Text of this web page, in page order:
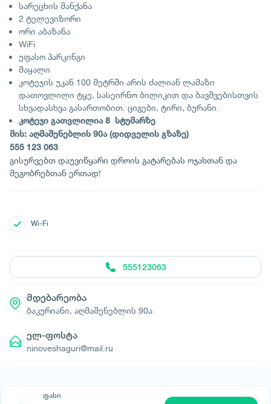
სარეცხის მანქანა
2 ტელევიზორი
ორი აბაზანა
WiFi
უფასო პარკინგი
მაყალი
კოტეჯის უკან 100 მეტრში არის ძალიან ლამაზი
დათოვლილი ტყე, სასეირნო ბილიკით და ბავშვებისთვის
სხვადასხვა გასართობით. ციგები, ტირი, ბურანი.
კოტეჯი გათვლილია 8 სტუმარზე
მის: აღმაშენებლის 90ა (დიდველის გზაზე)
555 123 063
გისურვებთ დაუვიწყარი დროის გატარებას ოჯახთან და
მეგობრებთან ერთად!
Wi-Fi
ფასი
555123063
მდებარეობა
ბაკურიანი, აღმაშენებლის 90ა
ელ-ფოსტა
ninoveshaguri@mail.ru